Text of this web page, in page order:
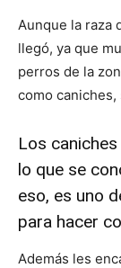
Aunque la raza
llegó, ya que
perros de la
como
Los
lo que se
eso, es uno
para hacer
Además les